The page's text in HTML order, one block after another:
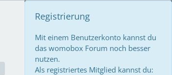
Registrierung
Mit einem Benutzerkonto kannst du
das womobox Forum noch besser
nutzen.
Als registriertes Mitglied kannst du: